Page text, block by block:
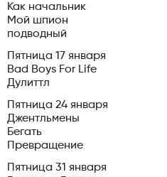
Как начальник
Мой шпион
подводный
Пятница 17 января
Bad Boys For Life
Дулиттл
Пятница 24 января
Джентльмены
Бегать
Превращение
Пятница 31 января